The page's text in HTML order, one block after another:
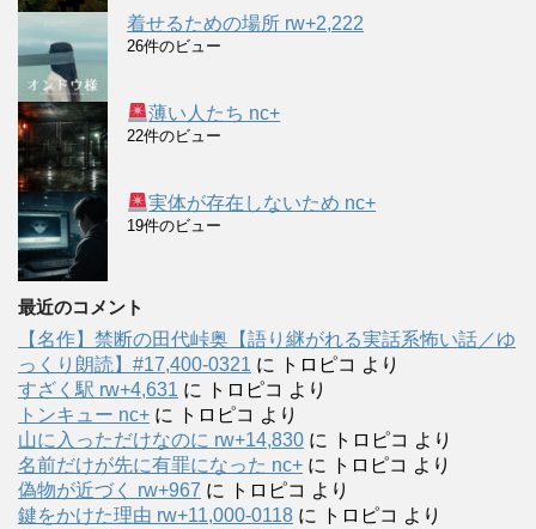
着せるための場所 rw+2,222
26件のビュー
薄い人たち nc+
22件のビュー
実体が存在しないため nc+
19件のビュー
最近のコメント
【名作】禁断の田代峠奥【語り継がれる実話系怖い話／ゆ
っくり朗読】#17,400-0321 に トロピコ より
すざく駅 rw+4,631 に トロピコ より
トンキュー nc+ に トロピコ より
山に入っただけなのに rw+14,830 に トロピコ より
名前だけが先に有罪になった nc+ に トロピコ より
偽物が近づく rw+967 に トロピコ より
鍵をかけた理由 rw+11,000-0118 に トロピコ より